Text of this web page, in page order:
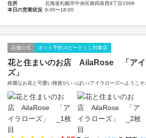
住所
北海道札幌市中央区南四条西9丁目1009
本日の営業状況 9:00〜18:00
店舗公式 ネット予約スピードくじ対象店
花と住まいのお店 AilaRose 「アイ
ズ」
綺麗なお花と可愛い雑貨がいっぱい♪アイラローズへようこそ♪